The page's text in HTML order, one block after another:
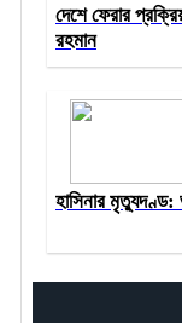
দেশে ফেরার
রহমান
হাসিনার মৃত্যুদণ্ড: